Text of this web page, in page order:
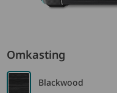
Omkasting
Blackwood